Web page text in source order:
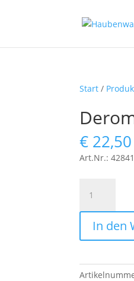
Start /
€ 22,50
Art.Nr.: 42841
Cass.
Balcony
Samba
Ø55cm
Menge
In den